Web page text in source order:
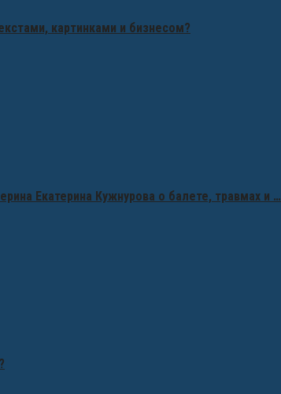
картинками и бизнесом?
Екатерина Кужнурова о балете, травмах и …